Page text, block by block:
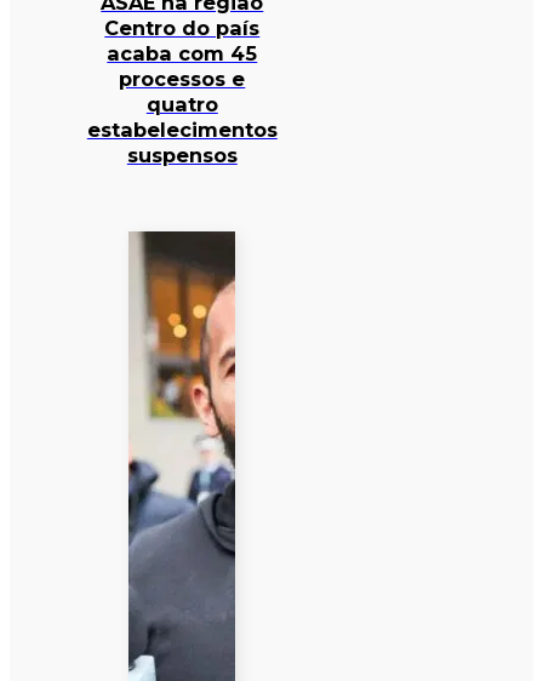
Centro do país
acaba com 45
processos e
quatro
estabelecimentos
suspensos